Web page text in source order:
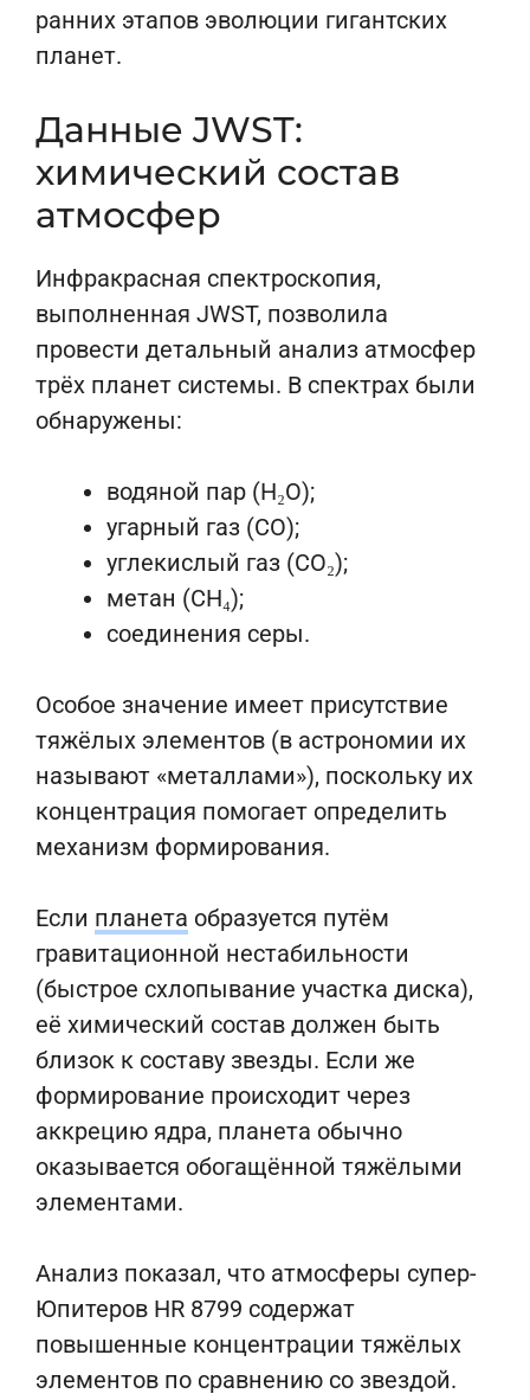
ранних этапов эволюции гигантских
планет.
Данные JWST:
химический состав
атмосфер
Инфракрасная спектроскопия,
выполненная JWST, позволила
провести детальный анализ атмосфер
трёх планет системы. В спектрах были
обнаружены:
водяной пар (H₂O);
угарный газ (CO);
углекислый газ (CO₂);
метан (CH₄);
соединения серы.
Особое значение имеет присутствие
тяжёлых элементов (в астрономии их
называют «металлами»), поскольку их
концентрация помогает определить
механизм формирования.
Если планета образуется путём
гравитационной нестабильности
(быстрое схлопывание участка диска),
её химический состав должен быть
близок к составу звезды. Если же
формирование происходит через
аккрецию ядра, планета обычно
оказывается обогащённой тяжёлыми
элементами.
Анализ показал, что атмосферы супер-
Юпитеров HR 8799 содержат
повышенные концентрации тяжёлых
элементов по сравнению со звездой.